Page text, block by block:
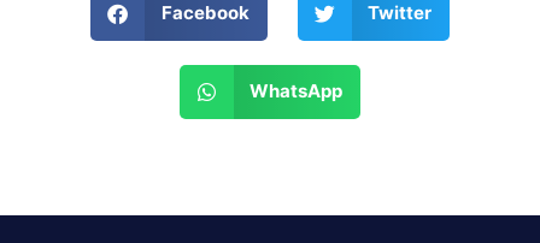
Facebook Twitter
WhatsApp